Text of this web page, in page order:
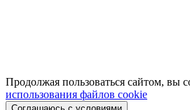
Продолжая пользоваться сайтом, вы
использования файлов cookie